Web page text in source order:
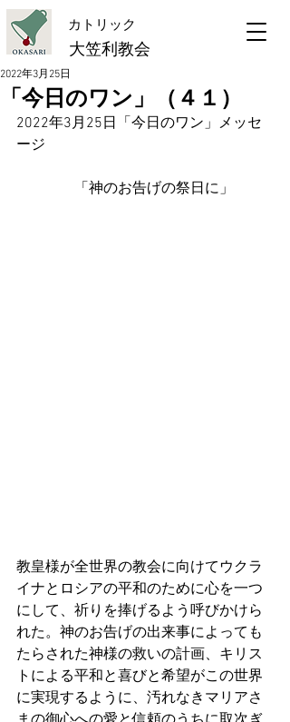
大笠利教会
​カトリック
「今日のワン」（４１）
2022年3月25日
2022年3月25日「今日のワン」メッセ
ージ
「神のお告げの祭日に」
教皇様が全世界の教会に向けてウクラ
イナとロシアの平和のために心を一つ
にして、祈りを捧げるよう呼びかけら
れた。神のお告げの出来事によっても
たらされた神様の救いの計画、キリス
トによる平和と喜びと希望がこの世界
に実現するように、汚れなきマリアさ